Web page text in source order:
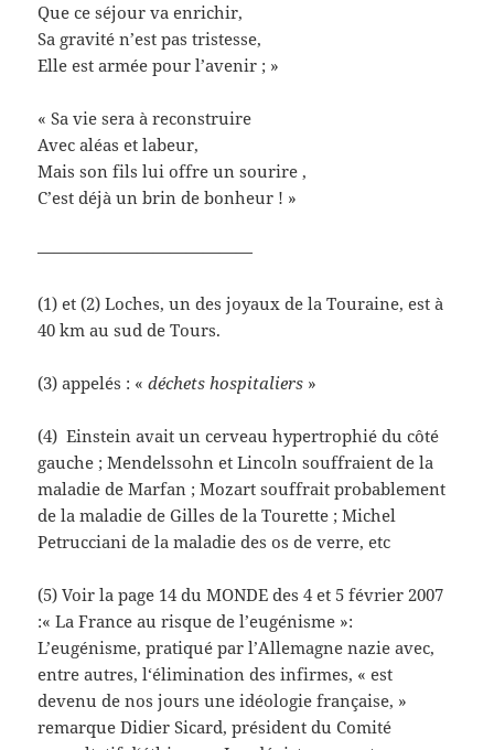
Que ce séjour va enrichir,
Sa gravité n’est pas tristesse,
Elle est armée pour l’avenir ; »
« Sa vie sera à reconstruire
Avec aléas et labeur,
Mais son fils lui offre un sourire ,
C’est déjà un brin de bonheur ! »
—————————————
(1) et (2) Loches, un des joyaux de la Touraine, est à
40 km au sud de Tours.
(3) appelés : «déchets hospitaliers »
(4) Einstein avait un cerveau hypertrophié du côté
gauche ; Mendelssohn et Lincoln souffraient de la
maladie de Marfan ; Mozart souffrait probablement
de la maladie de Gilles de la Tourette ; Michel
Petrucciani de la maladie des os de verre, etc
(5) Voir la page 14 du MONDE des 4 et 5 février 2007
:« La France au risque de l’eugénisme »:
L’eugénisme, pratiqué par l’Allemagne nazie avec,
entre autres, l‘élimination des infirmes, « est
devenu de nos jours une idéologie française, »
remarque Didier Sicard, président du Comité